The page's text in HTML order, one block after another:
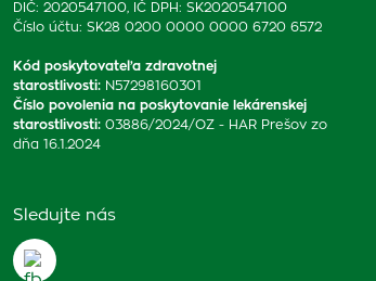
DIČ: 2020547100, IČ DPH: SK2020547100
Číslo účtu: SK28 0200 0000 0000 6720 6572
Kód poskytovateľa zdravotnej
starostlivosti: N57298160301
Číslo povolenia na poskytovanie lekárenskej
starostlivosti: 03886/2024/OZ - HAR Prešov zo
dňa 16.1.2024
Sledujte nás